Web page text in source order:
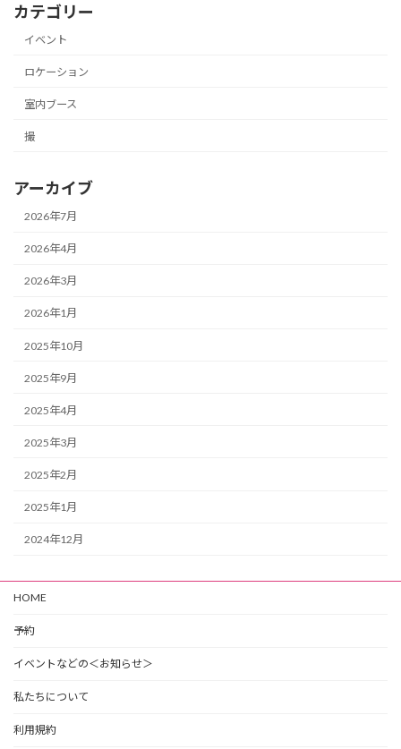
カテゴリー
イベント
ロケーション
室内ブース
撮
アーカイブ
2026年7月
2026年4月
2026年3月
2026年1月
2025年10月
2025年9月
2025年4月
2025年3月
2025年2月
2025年1月
2024年12月
HOME
予約
イベントなどの＜お知らせ＞
私たちについて
利用規約